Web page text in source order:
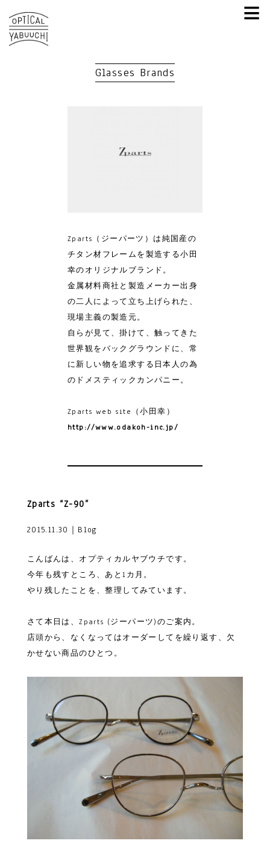
≡
Glasses Brands
Zparts（ジーパーツ）は純国産の
チタン材フレームを製造する小田
幸のオリジナルブランド。
金属材料商社と製造メーカー出身
の二人によって立ち上げられた、
現場主義の製造元。
自らが見て、掛けて、触ってきた
世界観をバックグラウンドに、常
に新しい物を追求する日本人の為
のドメスティックカンパニー。
Zparts web site（小田幸）
http://www.odakoh-inc.jp/
Zparts “Z-90”
2015.11.30｜Blog
こんばんは、オプティカルヤブウチです。
今年も残すところ、あと1カ月。
やり残したことを、整理してみています。
さて本日は、Zparts (ジーパーツ)のご案内。
店頭から、なくなってはオーダーしてを繰り返す、欠
かせない商品のひとつ。